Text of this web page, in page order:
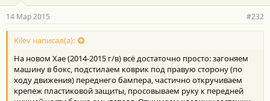
14 Мар 2015 #232
Kilev написал(а):
На новом Хае (2014-2015 г/в) всё достаточно просто: загоняем
машину в бокс, подстилаем коврик под правую сторону (по
ходу движения) переднего бампера, частично откручиваем
крепеж пластиковой защиты, просовываем руку к передней